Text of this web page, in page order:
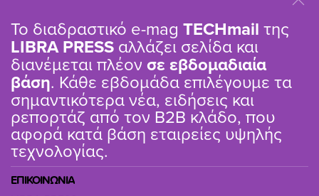
Το διαδραστικό e-mag TΕCHmail της
LIBRA PRESS αλλάζει σελίδα και
διανέμεται πλέον σε εβδομαδιαία
βάση. Κάθε εβδομάδα επιλέγουμε τα
σημαντικότερα νέα, ειδήσεις και
ρεπορτάζ από τον B2B κλάδο, που
αφορά κατά βάση εταιρείες υψηλής
τεχνολογίας.
ΕΠΙΚΟΙΝΩΝΙΑ